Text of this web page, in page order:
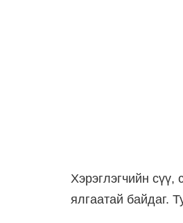
Хэрэглэгчийн сүү,
ялгаатай байдаг.